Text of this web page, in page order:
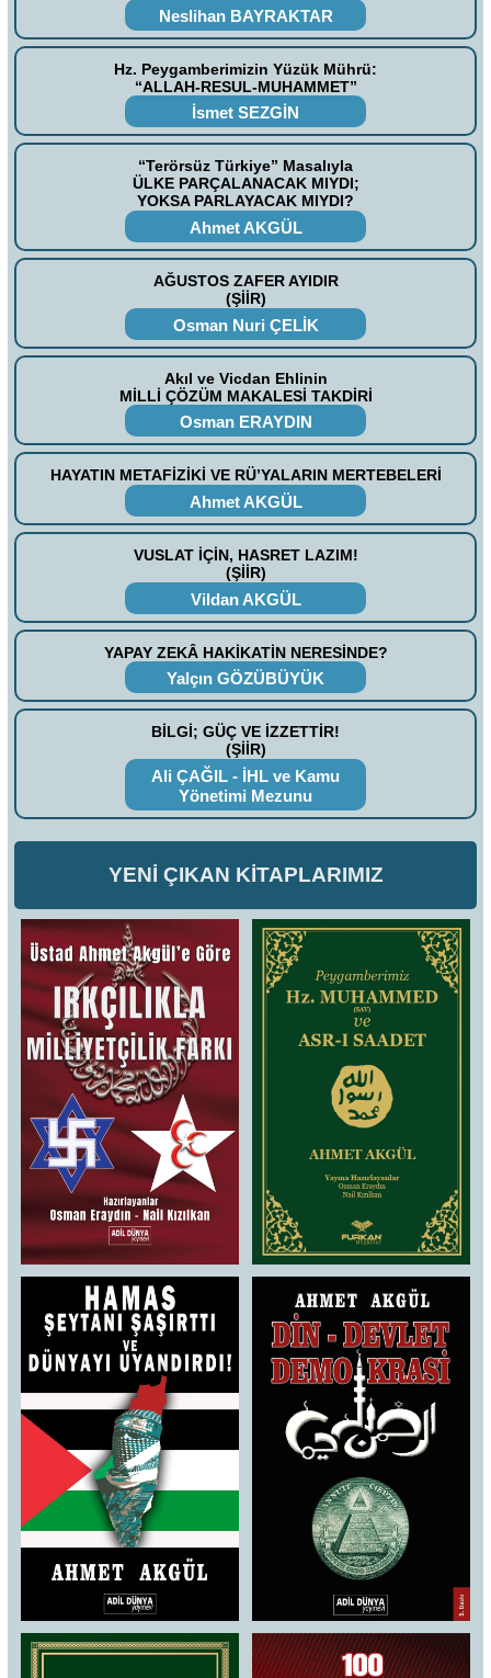
Neslihan BAYRAKTAR
Hz. Peygamberimizin Yüzük Mührü:
“ALLAH-RESUL-MUHAMMET”
İsmet SEZGİN
“Terörsüz Türkiye” Masalıyla
ÜLKE PARÇALANACAK MIYDI;
YOKSA PARLAYACAK MIYDI?
Ahmet AKGÜL
AĞUSTOS ZAFER AYIDIR
(ŞİİR)
Osman Nuri ÇELİK
Akıl ve Vicdan Ehlinin
MİLLİ ÇÖZÜM MAKALESİ TAKDİRİ
Osman ERAYDIN
HAYATIN METAFİZİKİ VE RÜ’YALARIN MERTEBELERİ
Ahmet AKGÜL
VUSLAT İÇİN, HASRET LAZIM!
(ŞİİR)
Vildan AKGÜL
YAPAY ZEKÂ HAKİKATİN NERESİNDE?
Yalçın GÖZÜBÜYÜK
BİLGİ; GÜÇ VE İZZETTİR!
(ŞİİR)
Ali ÇAĞIL - İHL ve Kamu
Yönetimi Mezunu
YENİ ÇIKAN KİTAPLARIMIZ